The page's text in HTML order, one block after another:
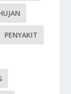
PENYAKIT